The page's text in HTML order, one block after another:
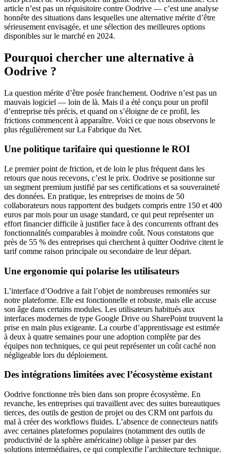
article n’est pas un réquisitoire contre Oodrive — c’est une analyse
honnête des situations dans lesquelles une alternative mérite d’être
sérieusement envisagée, et une sélection des meilleures options
disponibles sur le marché en 2024.
Pourquoi chercher une alternative à
Oodrive ?
La question mérite d’être posée franchement. Oodrive n’est pas un
mauvais logiciel — loin de là. Mais il a été conçu pour un profil
d’entreprise très précis, et quand on s’éloigne de ce profil, les
frictions commencent à apparaître. Voici ce que nous observons le
plus régulièrement sur La Fabrique du Net.
Une politique tarifaire qui questionne le ROI
Le premier point de friction, et de loin le plus fréquent dans les
retours que nous recevons, c’est le prix. Oodrive se positionne sur
un segment premium justifié par ses certifications et sa souveraineté
des données. En pratique, les entreprises de moins de 50
collaborateurs nous rapportent des budgets compris entre 150 et 400
euros par mois pour un usage standard, ce qui peut représenter un
effort financier difficile à justifier face à des concurrents offrant des
fonctionnalités comparables à moindre coût. Nous constatons que
près de 55 % des entreprises qui cherchent à quitter Oodrive citent le
tarif comme raison principale ou secondaire de leur départ.
Une ergonomie qui polarise les utilisateurs
L’interface d’Oodrive a fait l’objet de nombreuses remontées sur
notre plateforme. Elle est fonctionnelle et robuste, mais elle accuse
son âge dans certains modules. Les utilisateurs habitués aux
interfaces modernes de type Google Drive ou SharePoint trouvent la
prise en main plus exigeante. La courbe d’apprentissage est estimée
à deux à quatre semaines pour une adoption complète par des
équipes non techniques, ce qui peut représenter un coût caché non
négligeable lors du déploiement.
Des intégrations limitées avec l’écosystème existant
Oodrive fonctionne très bien dans son propre écosystème. En
revanche, les entreprises qui travaillent avec des suites bureautiques
tierces, des outils de gestion de projet ou des CRM ont parfois du
mal à créer des workflows fluides. L’absence de connecteurs natifs
avec certaines plateformes populaires (notamment des outils de
productivité de la sphère américaine) oblige à passer par des
solutions intermédiaires, ce qui complexifie l’architecture technique.